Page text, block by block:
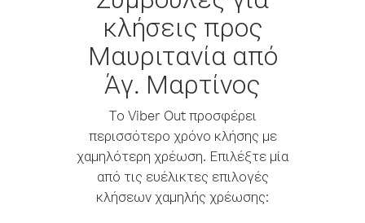
κλήσεις προς
Μαυριτανία από
Άγ. Μαρτίνος
Το Viber Out προσφέρει
περισσότερο χρόνο κλήσης με
χαμηλότερη χρέωση. Επιλέξτε μία
από τις ευέλικτες επιλογές
κλήσεων χαμηλής χρέωσης: